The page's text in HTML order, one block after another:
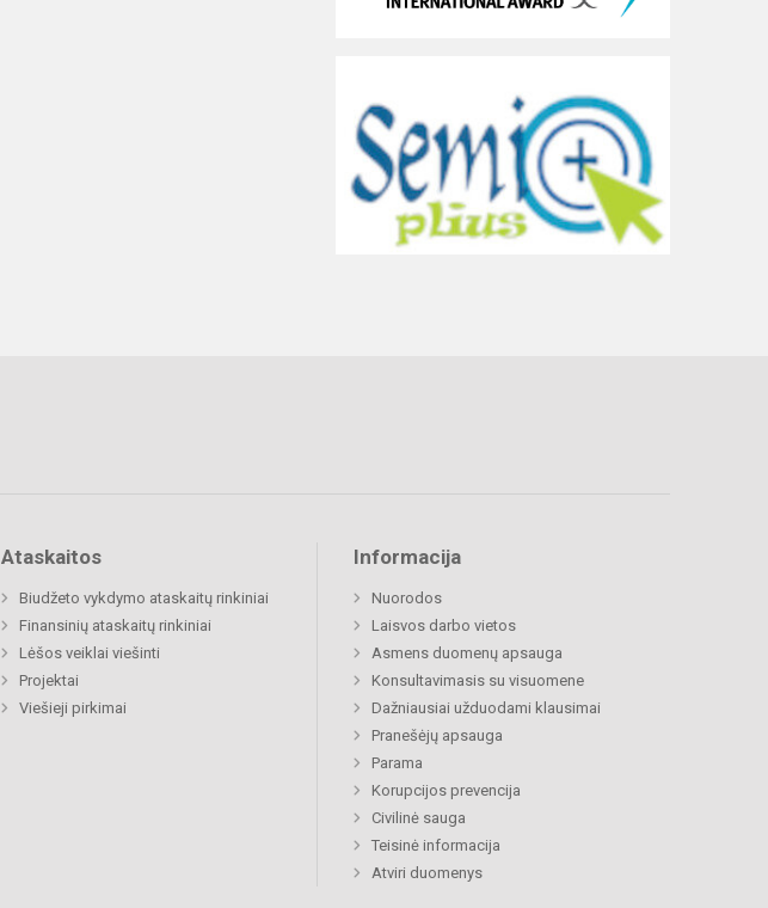
Ataskaitos
Biudžeto vykdymo ataskaitų rinkiniai
Finansinių ataskaitų rinkiniai
Lėšos veiklai viešinti
Projektai
Viešieji pirkimai
Informacija
Nuorodos
Laisvos darbo vietos
Asmens duomenų apsauga
Konsultavimasis su visuomene
Dažniausiai užduodami klausimai
Pranešėjų apsauga
Parama
Korupcijos prevencija
Civilinė sauga
Teisinė informacija
Atviri duomenys